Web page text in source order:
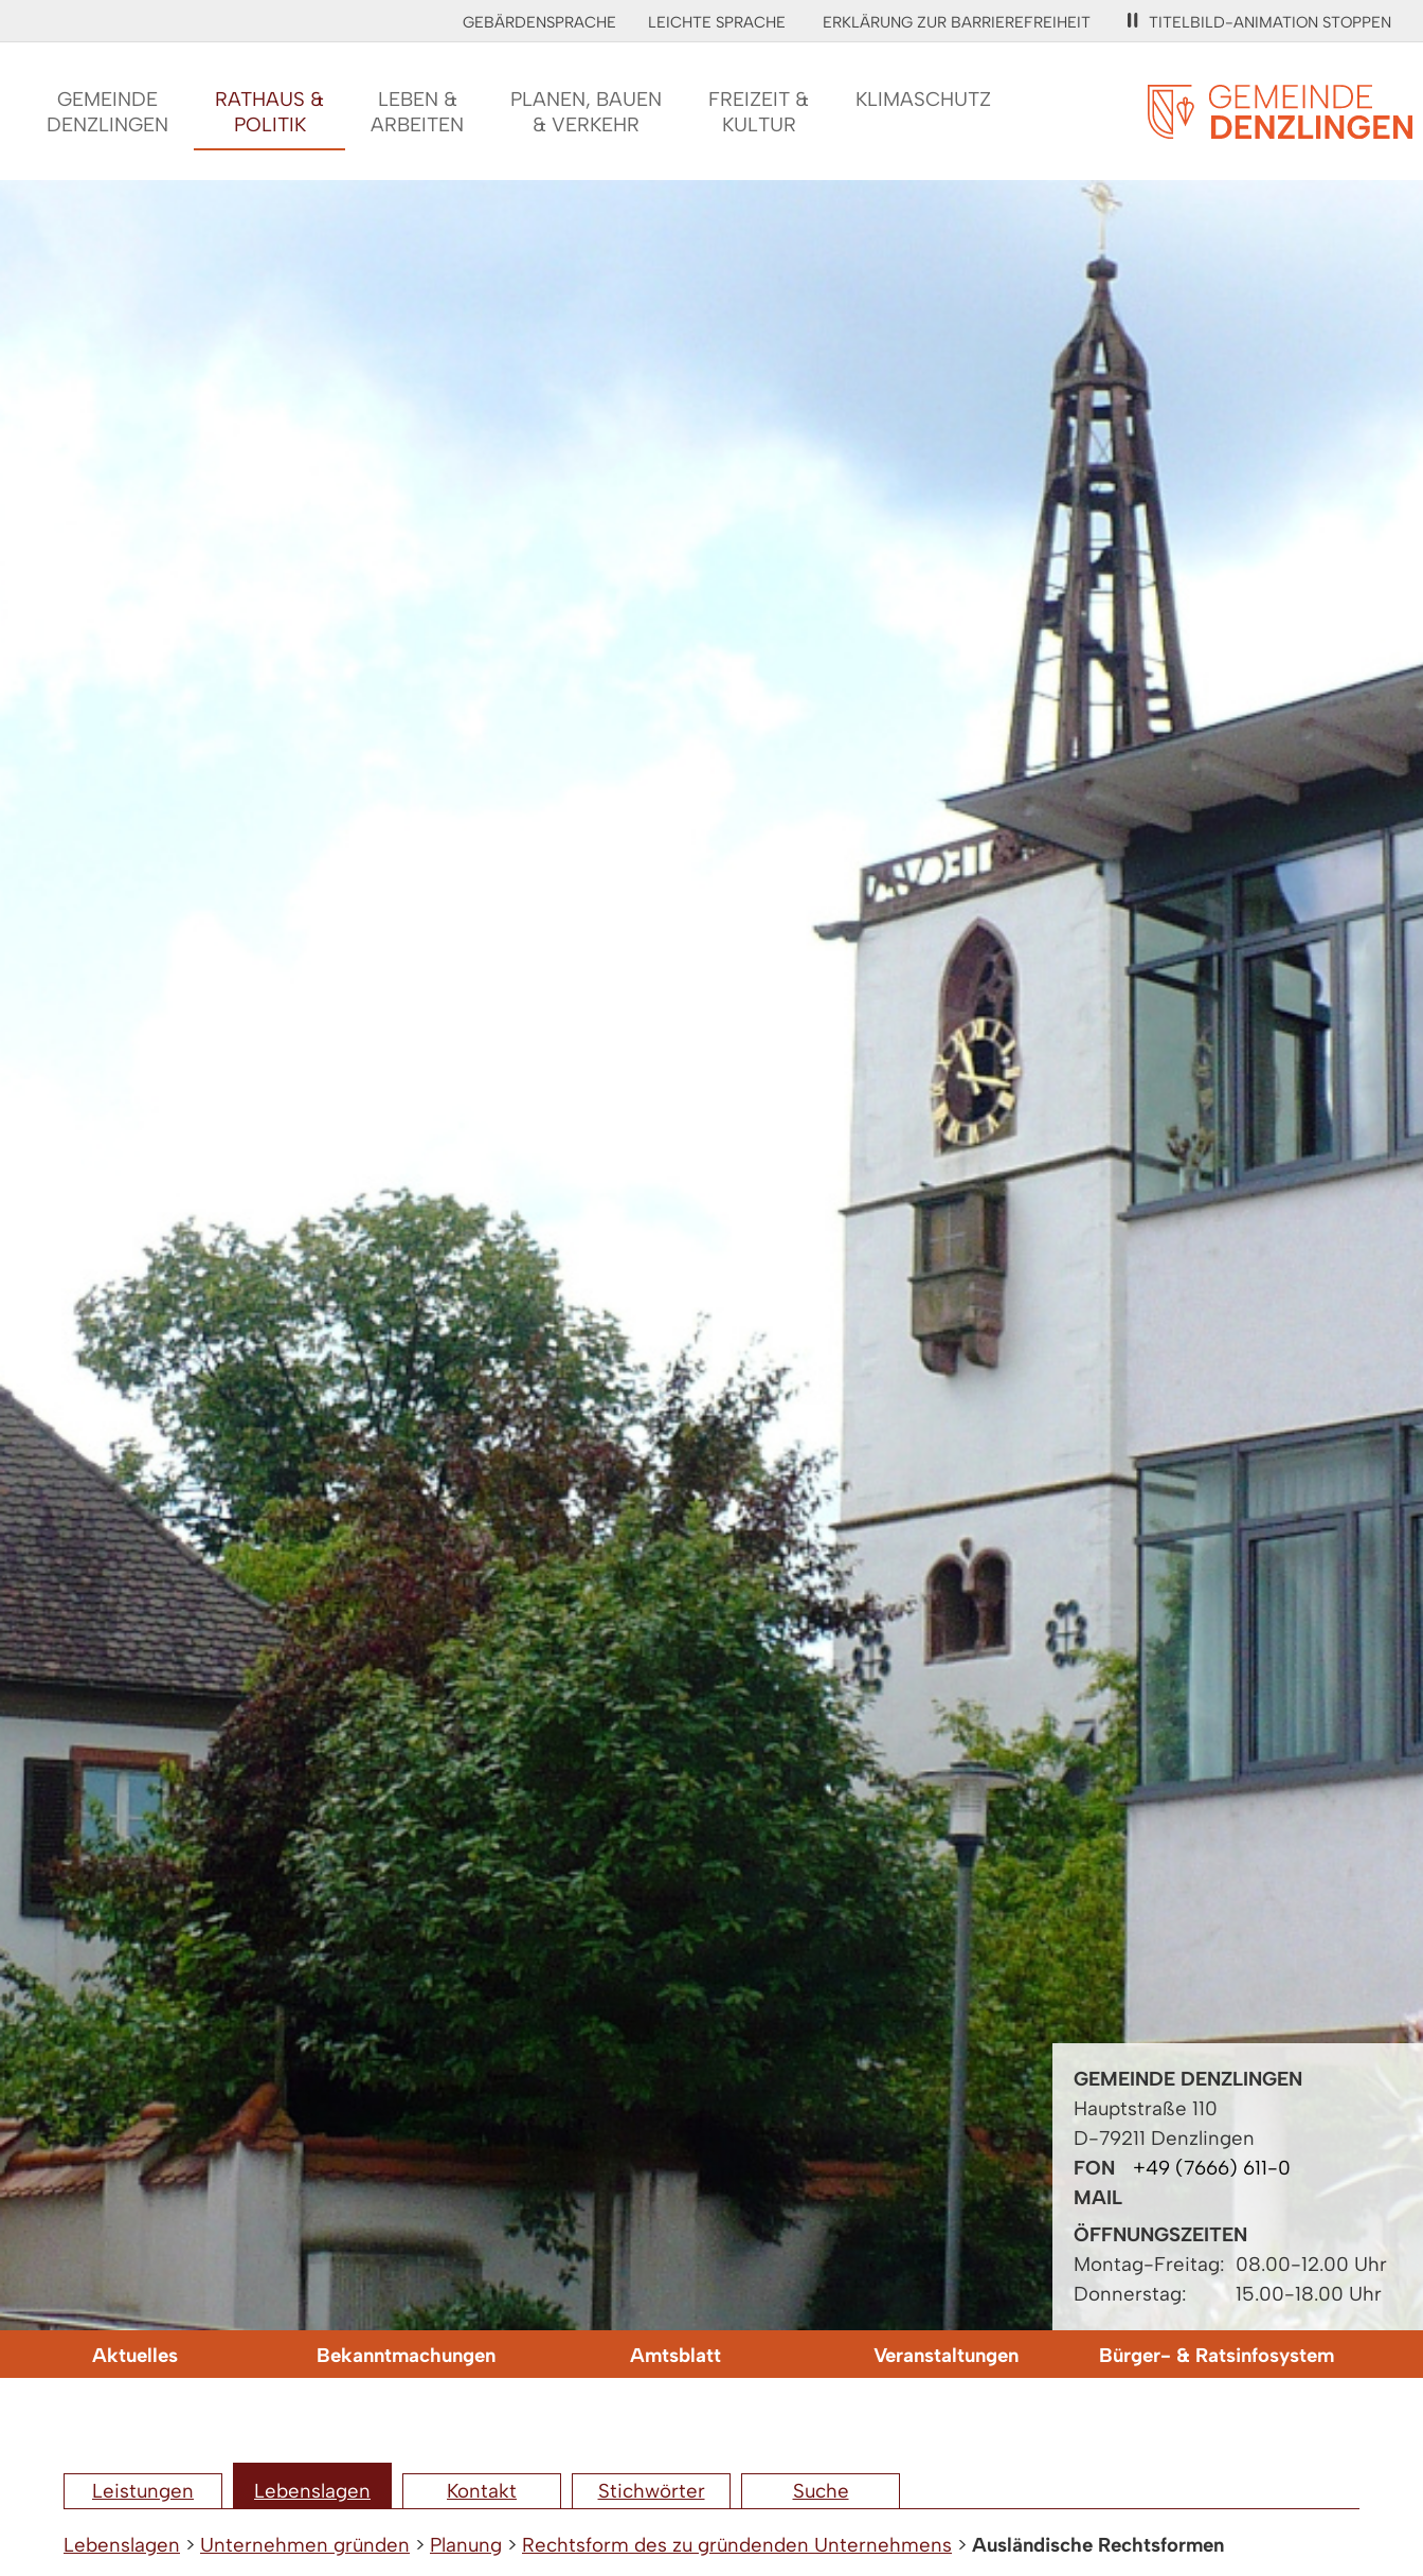
GEBÄRDENSPRACHE LEICHTE SPRACHE ERKLÄRUNG ZUR BARRIEREFREIHEIT TITELBILD-ANIMATION STOPPEN
GEMEINDE
DENZLINGEN
RATHAUS &
POLITIK
LEBEN &
ARBEITEN
PLANEN, BAUEN
& VERKEHR
FREIZEIT &
KULTUR
KLIMASCHUTZ
GEMEINDE DENZLINGEN
Hauptstraße 110
D-79211 Denzlingen
FON
+49 (7666) 611-0
MAIL
ÖFFNUNGSZEITEN
Montag-Freitag: 08.00-12.00 Uhr
Donnerstag:
15.00-18.00 Uhr
Aktuelles Bekanntmachungen Amtsblatt Veranstaltungen Bürger- & Ratsinfosystem
Leistungen Lebenslagen Kontakt Stichwörter Suche
Lebenslagen > Unternehmen gründen > Planung > Rechtsform des zu gründenden Unternehmens > Ausländische Rechtsformen